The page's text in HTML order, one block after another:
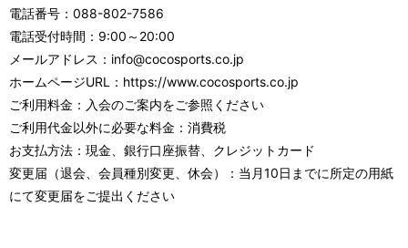
電話番号：088-802-7586
電話受付時間：9:00～20:00
メールアドレス：info@cocosports.co.jp
ホームページURL：https://www.cocosports.co.jp
ご利用料金：入会のご案内をご参照ください
ご利用代金以外に必要な料金：消費税
お支払方法：現金、銀行口座振替、クレジットカード
変更届（退会、会員種別変更、休会）：当月10日までに所定の用紙
にて変更届をご提出ください